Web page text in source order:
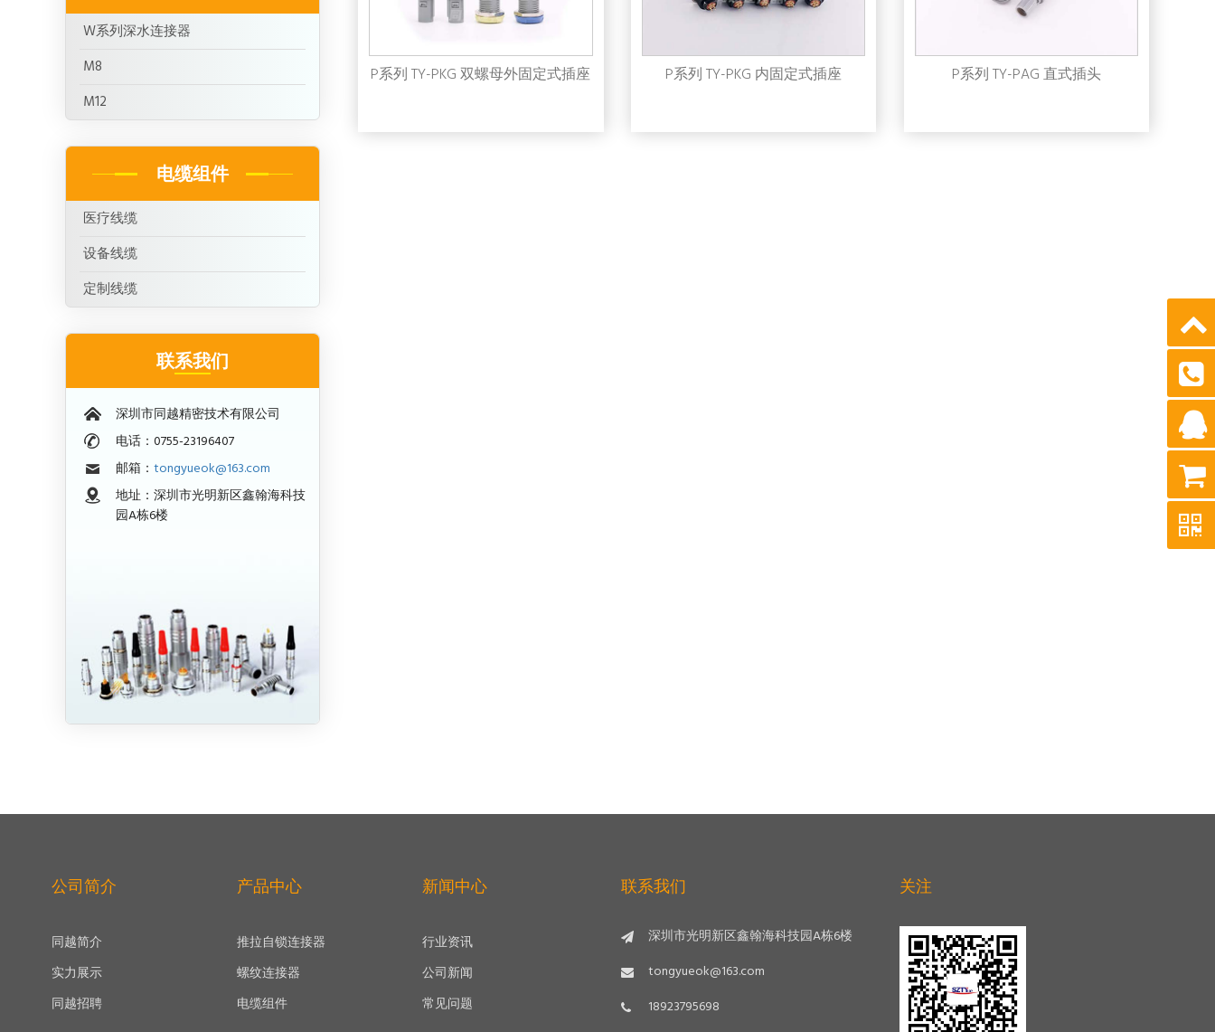
W系列深水连接器
M8
M12
电缆组件
医疗线缆
设备线缆
定制线缆
联系我们
深圳市同越精密技术有限公司
电话：0755-23196407
邮箱： tongyueok@163.com
地址：深圳市光明新区鑫翰海科技
园A栋6楼
P系列 TY-PKG 双螺母外固定式插座 P系列 TY-PKG 内固定式插座 P系列 TY-PAG 直式插头
公司简介
同越简介
实力展示
同越招聘
产品中心
推拉自锁连接器
螺纹连接器
电缆组件
新闻中心
行业资讯
公司新闻
常见问题
联系我们
深圳市光明新区鑫翰海科技园A栋6楼
tongyueok@163.com
18923795698
关注